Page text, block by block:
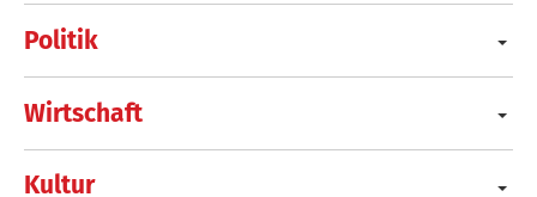
Politik
Wirtschaft
Kultur